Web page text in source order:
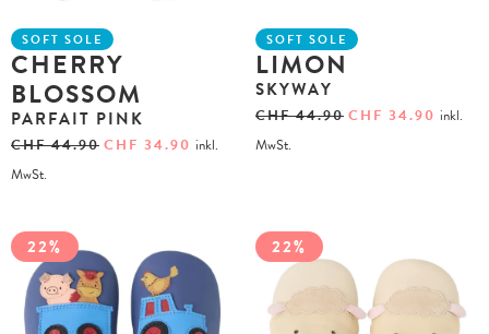
SOFT SOLE
CHERRY
BLOSSOM
PARFAIT PINK
CHF44.90 CHF 34.90 inkl.
MwSt.
SOFT SOLE
LIMON
SKYWAY
CHF44.90 CHF 34.90 inkl.
MwSt.
22% 22%